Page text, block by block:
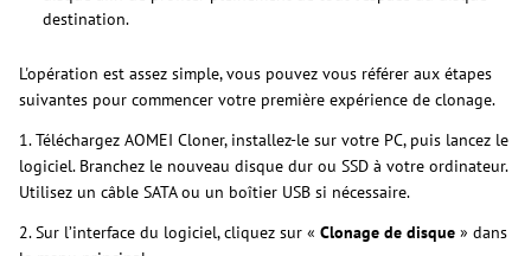
destination.
L'opération est assez simple, vous pouvez vous référer aux étapes
suivantes pour commencer votre première expérience de clonage.
1. Téléchargez AOMEI Cloner, installez-le sur votre PC, puis lancez le
logiciel. Branchez le nouveau disque dur ou SSD à votre ordinateur.
Utilisez un câble SATA ou un boîtier USB si nécessaire.
2. Sur l’interface du logiciel, cliquez sur « Clonage de disque » dans